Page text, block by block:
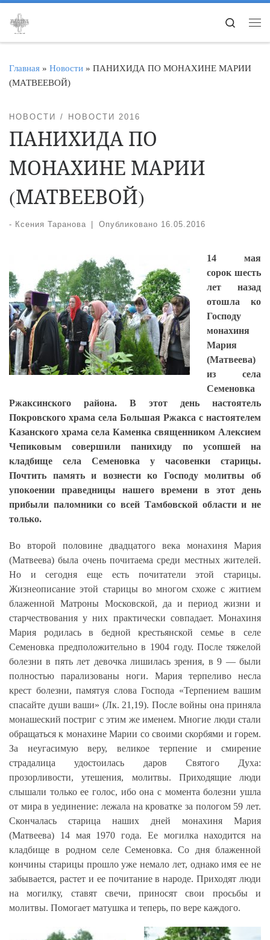
Перейти к содержимому
Search
Главная » Новости » ПАНИХИДА ПО МОНАХИНЕ МАРИИ
(МАТВЕЕВОЙ)
НОВОСТИ НОВОСТИ 2016
ПАНИХИДА ПО
МОНАХИНЕ МАРИИ
(МАТВЕЕВОЙ)
- Ксения Таранова Опубликовано 16.05.2016
14 мая
сорок шесть
лет назад
отошла ко
Господу
монахиня
Мария
(Матвеева)
из села
Семеновка
Ржаксинского района. В этот день настоятель
Покровского храма села Большая Ржакса с настоятелем
Казанского храма села Каменка священником Алексием
Чепиковым совершили панихиду по усопшей на
кладбище села Семеновка у часовенки старицы.
Почтить память и вознести ко Господу молитвы об
упокоении праведницы нашего времени в этот день
прибыли паломники со всей Тамбовской области и не
только.
Во второй половине двадцатого века монахиня Мария
(Матвеева) была очень почитаема среди местных жителей.
Но и сегодня еще есть почитатели этой старицы.
Жизнеописание этой старицы во многом схоже с житием
блаженной Матроны Московской, да и период жизни и
старчествования у них практически совпадает. Монахиня
Мария родилась в бедной крестьянской семье в селе
Семеновка предположительно в 1904 году. После тяжелой
болезни в пять лет девочка лишилась зрения, в 9 — были
полностью парализованы ноги. Мария терпеливо несла
крест болезни, памятуя слова Господа «Терпением вашим
спасайте души ваши» (Лк. 21,19). После войны она приняла
монашеский постриг с этим же именем. Многие люди стали
обращаться к монахине Марии со своими скорбями и горем.
За неугасимую веру, великое терпение и смирение
страдалица удостоилась даров Святого Духа:
прозорливости, утешения, молитвы. Приходящие люди
слышали только ее голос, ибо она с момента болезни ушла
от мира в уединение: лежала на кроватке за пологом 59 лет.
Скончалась старица наших дней монахиня Мария
(Матвеева) 14 мая 1970 года. Ее могилка находится на
кладбище в родном селе Семеновка. Со дня блаженной
кончины старицы прошло уже немало лет, однако имя ее не
забывается, растет и ее почитание в народе. Приходят люди
на могилку, ставят свечи, приносят свои просьбы и
молитвы. Помогает матушка и теперь, по вере каждого.